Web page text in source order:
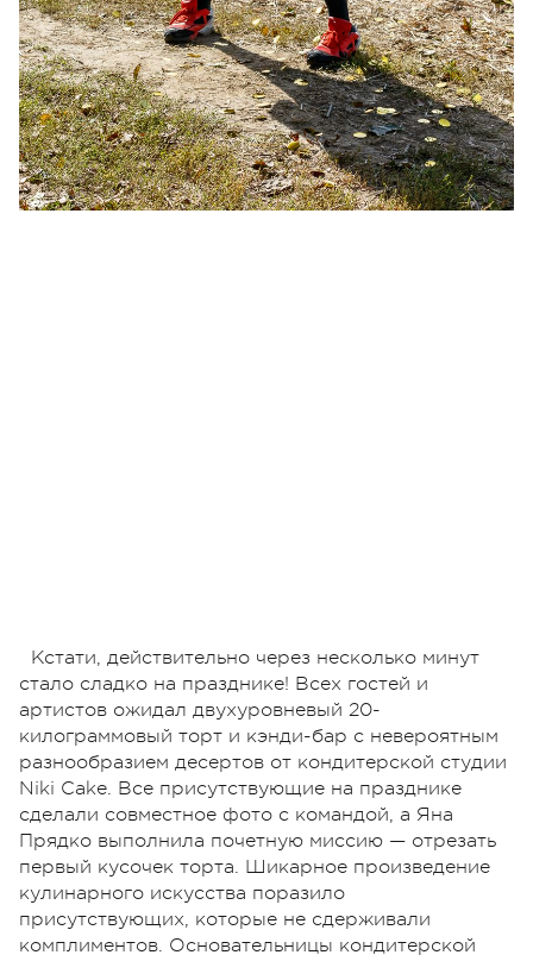
Кстати, действительно через несколько минут
стало сладко на празднике! Всех гостей и
артистов ожидал двухуровневый 20-
килограммовый торт и кэнди-бар с невероятным
разнообразием десертов от кондитерской студии
Niki Cake. Все присутствующие на празднике
сделали совместное фото с командой, а Яна
Прядко выполнила почетную миссию — отрезать
первый кусочек торта. Шикарное произведение
кулинарного искусства поразило
присутствующих, которые не сдерживали
комплиментов. Основательницы кондитерской